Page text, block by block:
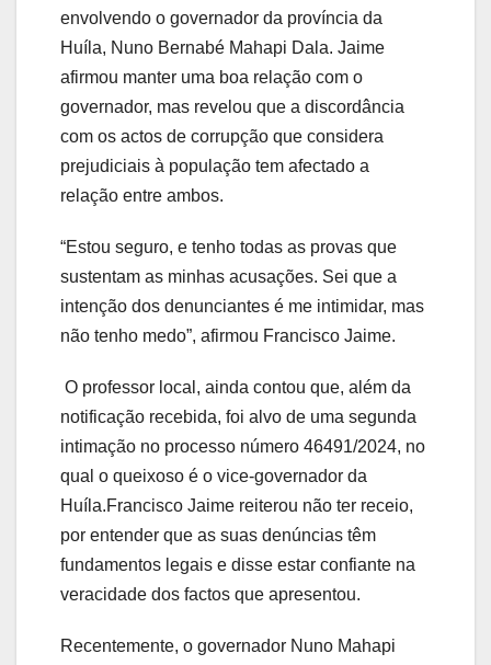
envolvendo o governador da província da
Huíla, Nuno Bernabé Mahapi Dala. Jaime
afirmou manter uma boa relação com o
governador, mas revelou que a discordância
com os actos de corrupção que considera
prejudiciais à população tem afectado a
relação entre ambos.
“Estou seguro, e tenho todas as provas que
sustentam as minhas acusações. Sei que a
intenção dos denunciantes é me intimidar, mas
não tenho medo”, afirmou Francisco Jaime.
O professor local, ainda contou que, além da
notificação recebida, foi alvo de uma segunda
intimação no processo número 46491/2024, no
qual o queixoso é o vice-governador da
Huíla.Francisco Jaime reiterou não ter receio,
por entender que as suas denúncias têm
fundamentos legais e disse estar confiante na
veracidade dos factos que apresentou.
Recentemente, o governador Nuno Mahapi